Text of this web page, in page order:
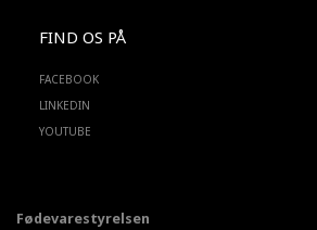
FIND OS PÅ
FACEBOOK
LINKEDIN
YOUTUBE
Fødevarestyrelsen